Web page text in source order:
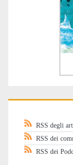
RSS degli
RSS dei
RSS dei